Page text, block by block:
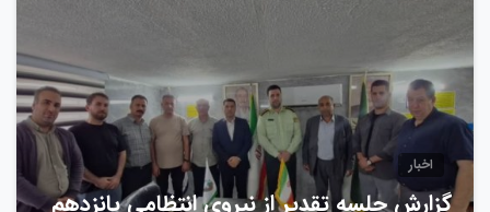
اخبار
گزارش جلسه تقدیر از نیروی انتظامی پانزدهم